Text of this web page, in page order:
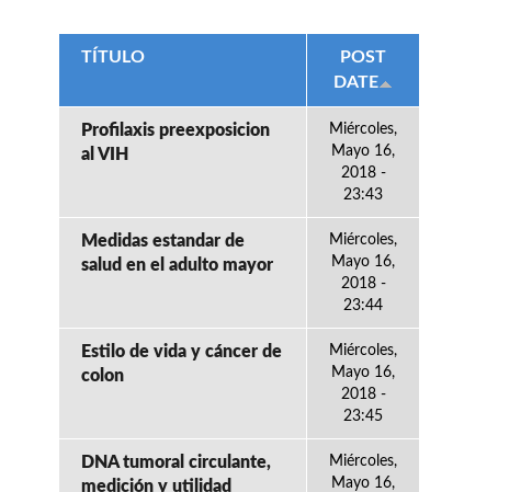
TÍTULO
POST
DATE
Profilaxis preexposicion
al VIH
Miércoles,
Mayo 16,
2018 -
23:43
Medidas estandar de
salud en el adulto mayor
Miércoles,
Mayo 16,
2018 -
23:44
Estilo de vida y cáncer de
colon
Miércoles,
Mayo 16,
2018 -
23:45
DNA tumoral circulante,
medición y utilidad
Miércoles,
Mayo 16,